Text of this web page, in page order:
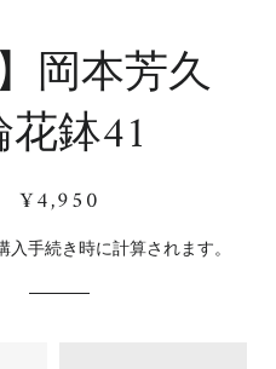
岡本芳久
鉢41
通
価
販
価
¥4,950
入手続き時に計算されます。